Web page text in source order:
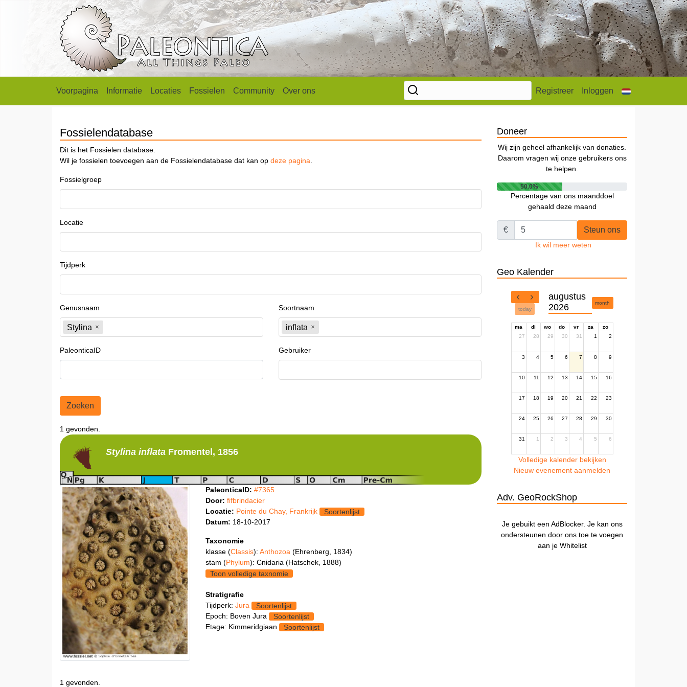
Voorpagina Informatie Locaties Fossielen Community Over ons Registreer Inloggen
Fossielendatabase
Dit is het Fossielen database.
Wil je fossielen toevoegen aan de Fossielendatabase dat kan op deze pagina
Fossielgroep
Locatie
Tijdperk
Genusnaam
Stylina
Soortnaam
inflata
PaleonticaID Gebruiker
Zoeken
1 gevonden.
Stylinainflata Fromentel, 1856
PaleonticaID: #7365
Door: fifbrindacier
Locatie: Pointe du Chay, Frankrijk
Soortenlijst
Datum: 18-10-2017
Taxonomie
klasse (Classis): Anthozoa (Ehrenberg, 1834)
stam (Phylum): Cnidaria (Hatschek, 1888)
Toon volledige taxnomie
Stratigrafie
Tijdperk: Jura
Soortenlijst
Epoch: Boven Jura
Soortenlijst
Etage: Kimmeridgiaan
Soortenlijst
1 gevonden.
Doneer
Wij zijn geheel afhankelijk van donaties.
Daarom vragen wij onze gebruikers ons
te helpen.
50.0%
Percentage van ons maanddoel
gehaald deze maand
€ Steun ons
Ik wil meer weten
Geo Kalender
today
augustus
2026
month
ma di wo do vr za
zo
27
28 29 30 31 1 2
3 4 5 6 7 8 9
10 11 12 13 14 15 16
17 18 19 20 21 22 23
24 25 26 27 28 29 30
31 1 2 3 4 5 6
Volledige kalender bekijken
Nieuw evenement aanmelden
Adv. GeoRockShop
Je gebuikt een AdBlocker. Je kan ons
ondersteunen door ons toe te voegen
aan je Whitelist